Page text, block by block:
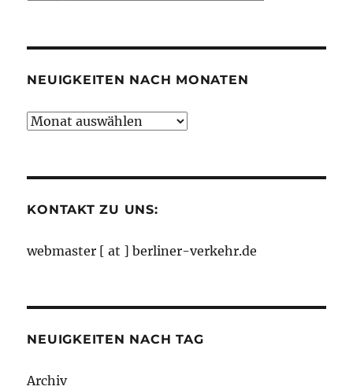
NEUIGKEITEN NACH MONATEN
Neuigkeiten
KONTAKT ZU UNS:
webmaster [ at ] berliner-verkehr.de
NEUIGKEITEN NACH TAG
Archiv